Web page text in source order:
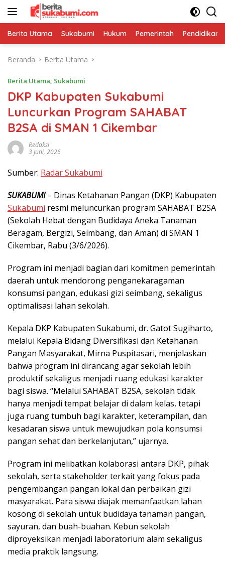
Langsung
Berita Utama Sukabumi Hukum Pemerintah Pendidikan
Beranda Berita Utama
Berita Utama, Sukabumi
DKP Kabupaten Sukabumi
Luncurkan Program SAHABAT
B2SA di SMAN 1 Cikembar
Redaksi
3 Juni, 2026
Sumber: Radar Sukabumi
SUKABUMI– Dinas Ketahanan Pangan (DKP) Kabupaten
Sukabumi resmi meluncurkan program SAHABAT B2SA
(Sekolah Hebat dengan Budidaya Aneka Tanaman
Beragam, Bergizi, Seimbang, dan Aman) di SMAN 1
Cikembar, Rabu (3/6/2026).
Program ini menjadi bagian dari komitmen pemerintah
daerah untuk mendorong penganekaragaman
konsumsi pangan, edukasi gizi seimbang, sekaligus
optimalisasi lahan sekolah.
Kepala DKP Kabupaten Sukabumi, dr. Gatot Sugiharto,
melalui Kepala Bidang Diversifikasi dan Ketahanan
Pangan Masyarakat, Mirna Puspitasari, menjelaskan
bahwa program ini dirancang agar sekolah lebih
produktif sekaligus menjadi ruang edukasi karakter
bagi siswa. “Melalui SAHABAT B2SA, sekolah tidak
hanya menjadi tempat belajar di dalam kelas, tetapi
juga ruang tumbuh bagi karakter, keterampilan, dan
kesadaran siswa untuk mewujudkan pola konsumsi
pangan sehat dan berkelanjutan,” ujarnya.
Program ini melibatkan kolaborasi antara DKP, pihak
sekolah, serta stakeholder terkait yang fokus pada
pengembangan pangan lokal dan perbaikan gizi
masyarakat. Para siswa diajak memanfaatkan lahan
kosong di sekolah untuk budidaya tanaman pangan,
sayuran, dan buah-buahan. Kebun sekolah
diproyeksikan menjadi laboratorium alam sekaligus
media praktik langsung.